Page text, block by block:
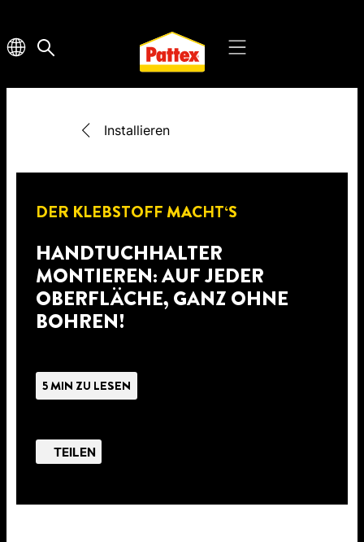
Installieren
DER KLEBSTOFF MACHT‘S
HANDTUCHHALTER
MONTIEREN: AUF JEDER
OBERFLÄCHE, GANZ OHNE
BOHREN!
5 MIN ZU LESEN
TEILEN